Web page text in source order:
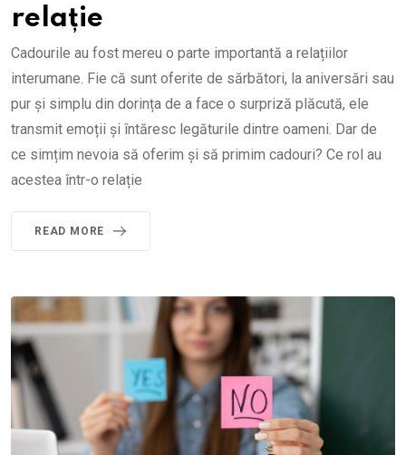
relație
Cadourile au fost mereu o parte importantă a relațiilor
interumane. Fie că sunt oferite de sărbători, la aniversări sau
pur și simplu din dorința de a face o surpriză plăcută, ele
transmit emoții și întăresc legăturile dintre oameni. Dar de
ce simțim nevoia să oferim și să primim cadouri? Ce rol au
acestea într-o relație
READ MORE